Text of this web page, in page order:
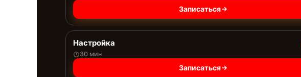
Записаться
Настройка
30 мин
Записаться